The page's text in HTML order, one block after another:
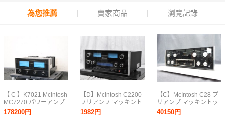
為您推薦 賣家商品 瀏覽記錄
【 C 】K7021 McIntosh
MC7270 パワーアンプ
マッキントッシュ
3326988
178200円
【D】McIntosh C2200
プリアンプ マッキント
ッシュ 3265880【送料
無料!!】
1982円
【C】McIntosh C28 プ
リアンプ マッキントッ
シュ 3348200
40150円